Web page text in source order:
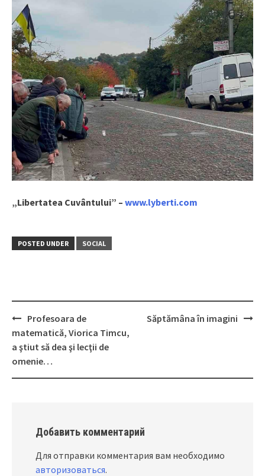
„Libertatea Cuvântului” – www.lyberti.com
POSTED UNDER SOCIAL
Post
navigation
Profesoara de
matematică, Viorica Timcu,
a ştiut să dea şi lecţii de
omenie…
Săptămâna în imagini
Добавить комментарий
Для отправки комментария вам необходимо
авторизоваться.